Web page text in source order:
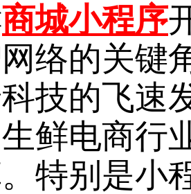
商城小程序
络的关键
技的飞速
鲜电商行
特别是小